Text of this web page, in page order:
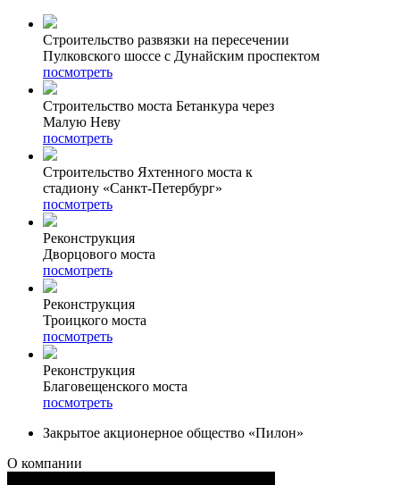
Строительство развязки на пересечении
Пулковского шоссе с Дунайским проспектом
посмотреть
Строительство моста Бетанкура через
Малую Неву
посмотреть
Строительство Яхтенного моста к
стадиону «Санкт-Петербург»
посмотреть
Реконструкция
Дворцового моста
посмотреть
Реконструкция
Троицкого моста
посмотреть
Реконструкция
Благовещенского моста
посмотреть
Закрытое акционерное общество «Пилон»
О компании